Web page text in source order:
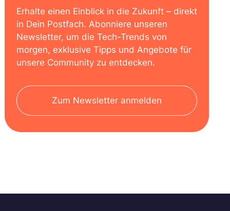
Erhalte einen Einblick in die Zukunft – direkt
in Dein Postfach. Abonniere unseren
Newsletter, um die Tech-Trends von
morgen, exklusive Tipps und Angebote für
unsere Community zu entdecken.
Zum Newsletter anmelden